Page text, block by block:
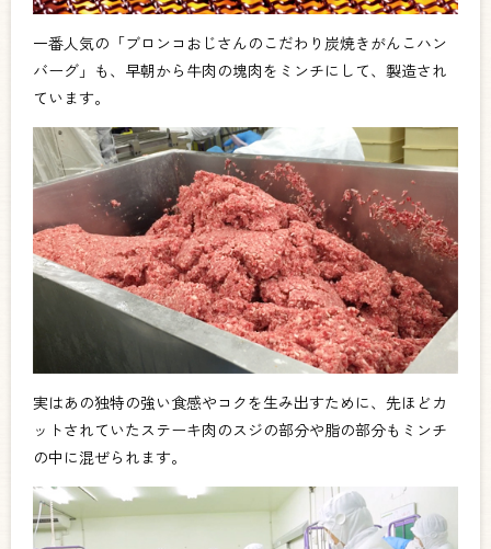
一番人気の「ブロンコおじさんのこだわり炭焼きがんこハン
バーグ」も、早朝から牛肉の塊肉をミンチにして、製造され
ています。
実はあの独特の強い食感やコクを生み出すために、先ほどカ
ットされていたステーキ肉のスジの部分や脂の部分もミンチ
の中に混ぜられます。